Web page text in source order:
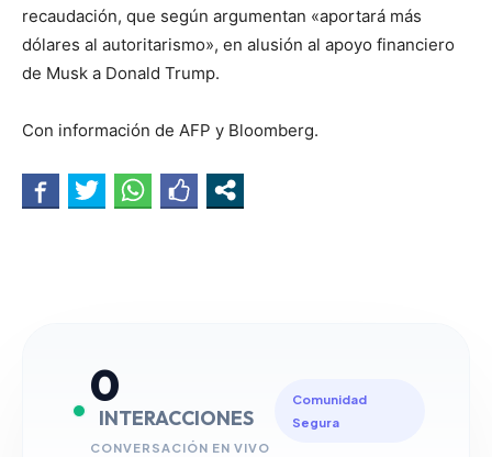
recaudación, que según argumentan «aportará más
dólares al autoritarismo», en alusión al apoyo financiero
de Musk a Donald Trump.
Con información de AFP y Bloomberg.
0
INTERACCIONES
CONVERSACIÓN EN VIVO
Comunidad
Segura